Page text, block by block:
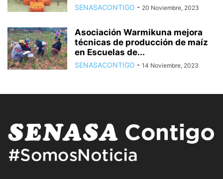
SENASACONTIGO - 20 Noviembre, 2023
Asociación Warmikuna mejora
técnicas de producción de maíz
en Escuelas de...
SENASACONTIGO - 14 Noviembre, 2023